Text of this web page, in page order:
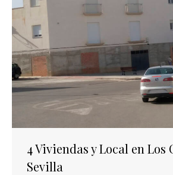
4 Viviendas y Local en Los
Sevilla